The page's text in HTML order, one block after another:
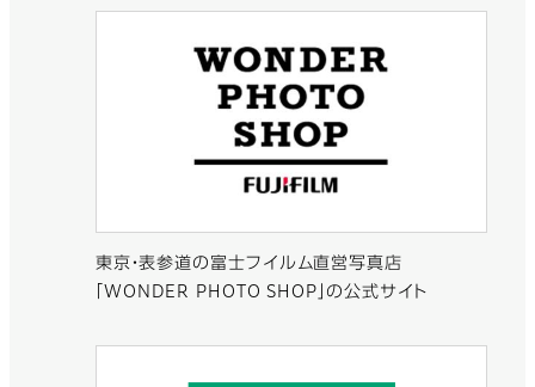
東京・表参道の富士フイルム直営写真店
「WONDER PHOTO SHOP」の公式サイト